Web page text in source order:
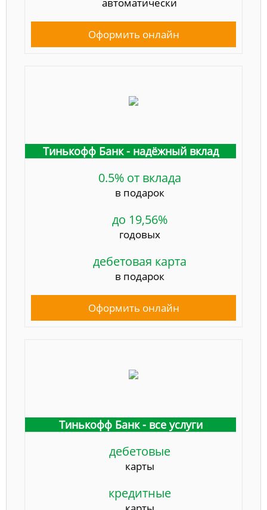
автоматически
Оформить онлайн
Тинькофф Банк - надёжный вклад
0.5% от вклада
в подарок
до 19,56%
годовых
дебетовая карта
в подарок
Оформить онлайн
Тинькофф Банк - все услуги
дебетовые
карты
кредитные